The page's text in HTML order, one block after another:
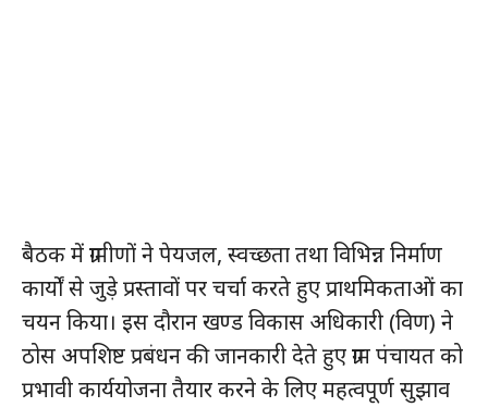
बैठक में ग्रामीणों ने पेयजल, स्वच्छता तथा विभिन्न निर्माण
कार्यों से जुड़े प्रस्तावों पर चर्चा करते हुए प्राथमिकताओं का
चयन किया। इस दौरान खण्ड विकास अधिकारी (विण) ने
ठोस अपशिष्ट प्रबंधन की जानकारी देते हुए ग्राम पंचायत को
प्रभावी कार्ययोजना तैयार करने के लिए महत्वपूर्ण सुझाव